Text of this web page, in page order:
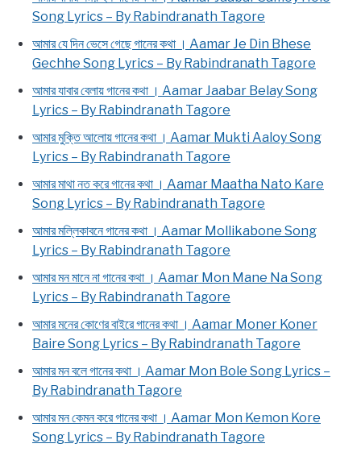
Song Lyrics – By Rabindranath Tagore
আমার যে দিন ভেসে গেছে গানের কথা । Aamar Je Din Bhese
Gechhe Song Lyrics – By Rabindranath Tagore
আমার যাবার বেলায় গানের কথা । Aamar Jaabar Belay Song
Lyrics – By Rabindranath Tagore
আমার মুক্তি আলোয় গানের কথা । Aamar Mukti Aaloy Song
Lyrics – By Rabindranath Tagore
আমার মাথা নত করে গানের কথা । Aamar Maatha Nato Kare
Song Lyrics – By Rabindranath Tagore
আমার মল্লিকাবনে গানের কথা । Aamar Mollikabone Song
Lyrics – By Rabindranath Tagore
আমার মন মানে না গানের কথা । Aamar Mon Mane Na Song
Lyrics – By Rabindranath Tagore
আমার মনের কোণের বাইরে গানের কথা । Aamar Moner Koner
Baire Song Lyrics – By Rabindranath Tagore
আমার মন বলে গানের কথা । Aamar Mon Bole Song Lyrics –
By Rabindranath Tagore
আমার মন কেমন করে গানের কথা । Aamar Mon Kemon Kore
Song Lyrics – By Rabindranath Tagore